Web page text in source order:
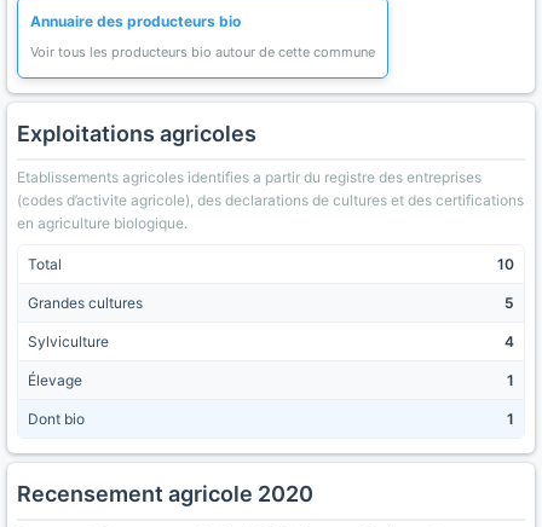
Annuaire des producteurs bio
Voir tous les producteurs bio autour de cette commune
Exploitations agricoles
Etablissements agricoles identifies a partir du registre des entreprises
(codes d’activite agricole), des declarations de cultures et des certifications
en agriculture biologique.
Total 10
Grandes cultures 5
Sylviculture 4
Élevage 1
Dont bio 1
Recensement agricole 2020